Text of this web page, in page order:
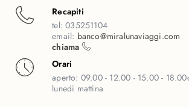
Recapiti
tel:035251104
email: banco@miralunaviaggi.com
chiama
Orari
aperto: 09.00 - 12.00 - 15.00 - 18.00
lunedi mattina